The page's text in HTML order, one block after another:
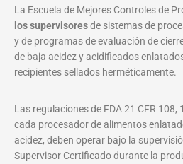
La Escuela de Mejores Controles de
los supervisoresde sistemas de
y de programas de evaluación de
de baja acidez y acidificados
recipientes sellados herméticamente.
Las regulaciones de FDA 21 CFR 108,
cada procesador de alimentos
acidez, deben operar bajo la
Supervisor Certificado durante la